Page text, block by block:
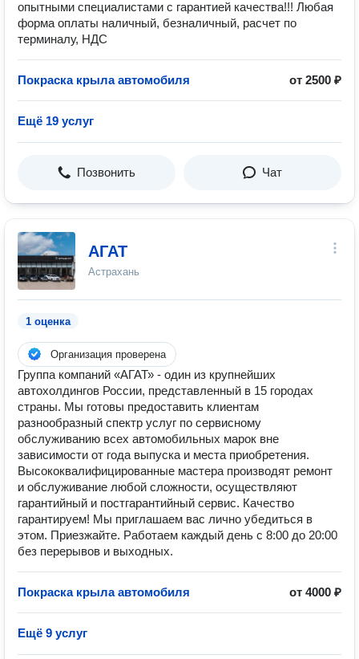
опытными специалистами с гарантией качества!!! Любая
форма оплаты наличный, безналичный, расчет по
терминалу, НДС
Покраска крыла автомобиля от 2500 ₽
Ещё 19 услуг
Позвонить Чат
АГАТ
Астрахань
1 оценка
Организация проверена
Группа компаний «АГАТ» - один из крупнейших
автохолдингов России, представленный в 15 городах
страны. Мы готовы предоставить клиентам
разнообразный спектр услуг по сервисному
обслуживанию всех автомобильных марок вне
зависимости от года выпуска и места приобретения.
Высококвалифицированные мастера производят ремонт
и обслуживание любой сложности, осуществляют
гарантийный и постгарантийный сервис. Качество
гарантируем! Мы приглашаем вас лично убедиться в
этом. Приезжайте. Работаем каждый день с 8:00 до 20:00
без перерывов и выходных.
Покраска крыла автомобиля от 4000 ₽
Ещё 9 услуг